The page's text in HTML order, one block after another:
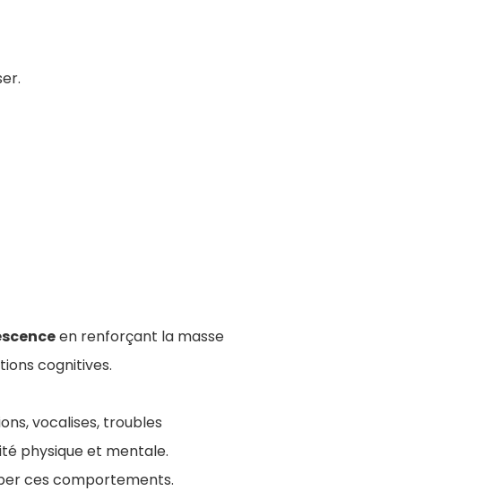
en renforçant la masse
cognitives.
vocalises, troubles
physique et mentale.
ces comportements.